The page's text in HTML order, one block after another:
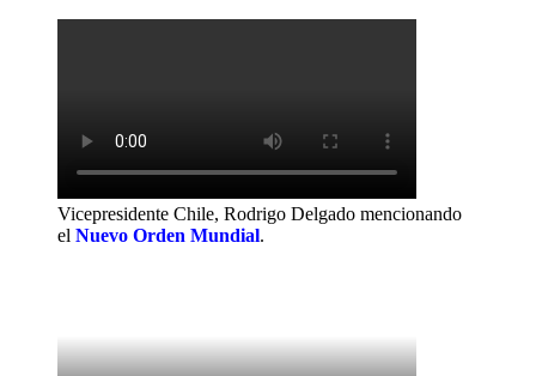
Vicepresidente Chile, Rodrigo Delgado mencionando
el Nuevo Orden Mundial.